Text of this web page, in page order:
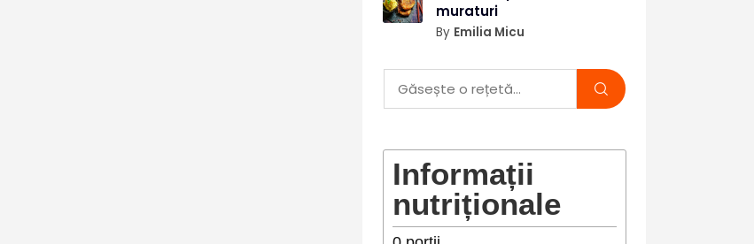
muraturi
By Emilia Micu
Informații
nutriționale